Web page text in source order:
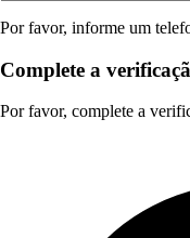
Por favor, informe um
Complete a
Por favor, complete a